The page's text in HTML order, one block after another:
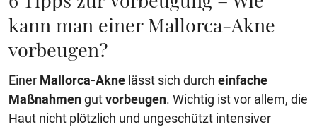
kann man einer Mallorca-Akne
vorbeugen?
Einer Mallorca-Akne lässt sich durch einfache
Maßnahmengutvorbeugen. Wichtig ist vor allem, die
Haut nicht plötzlich und ungeschützt intensiver